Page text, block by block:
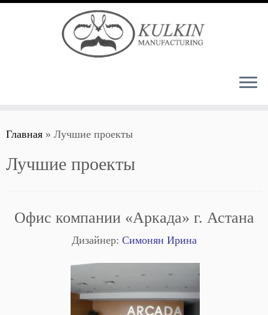
Главная » Лучшие проекты
Лучшие проекты
Офис компании «Аркада» г. Астана
Дизайнер: Симонян Ирина